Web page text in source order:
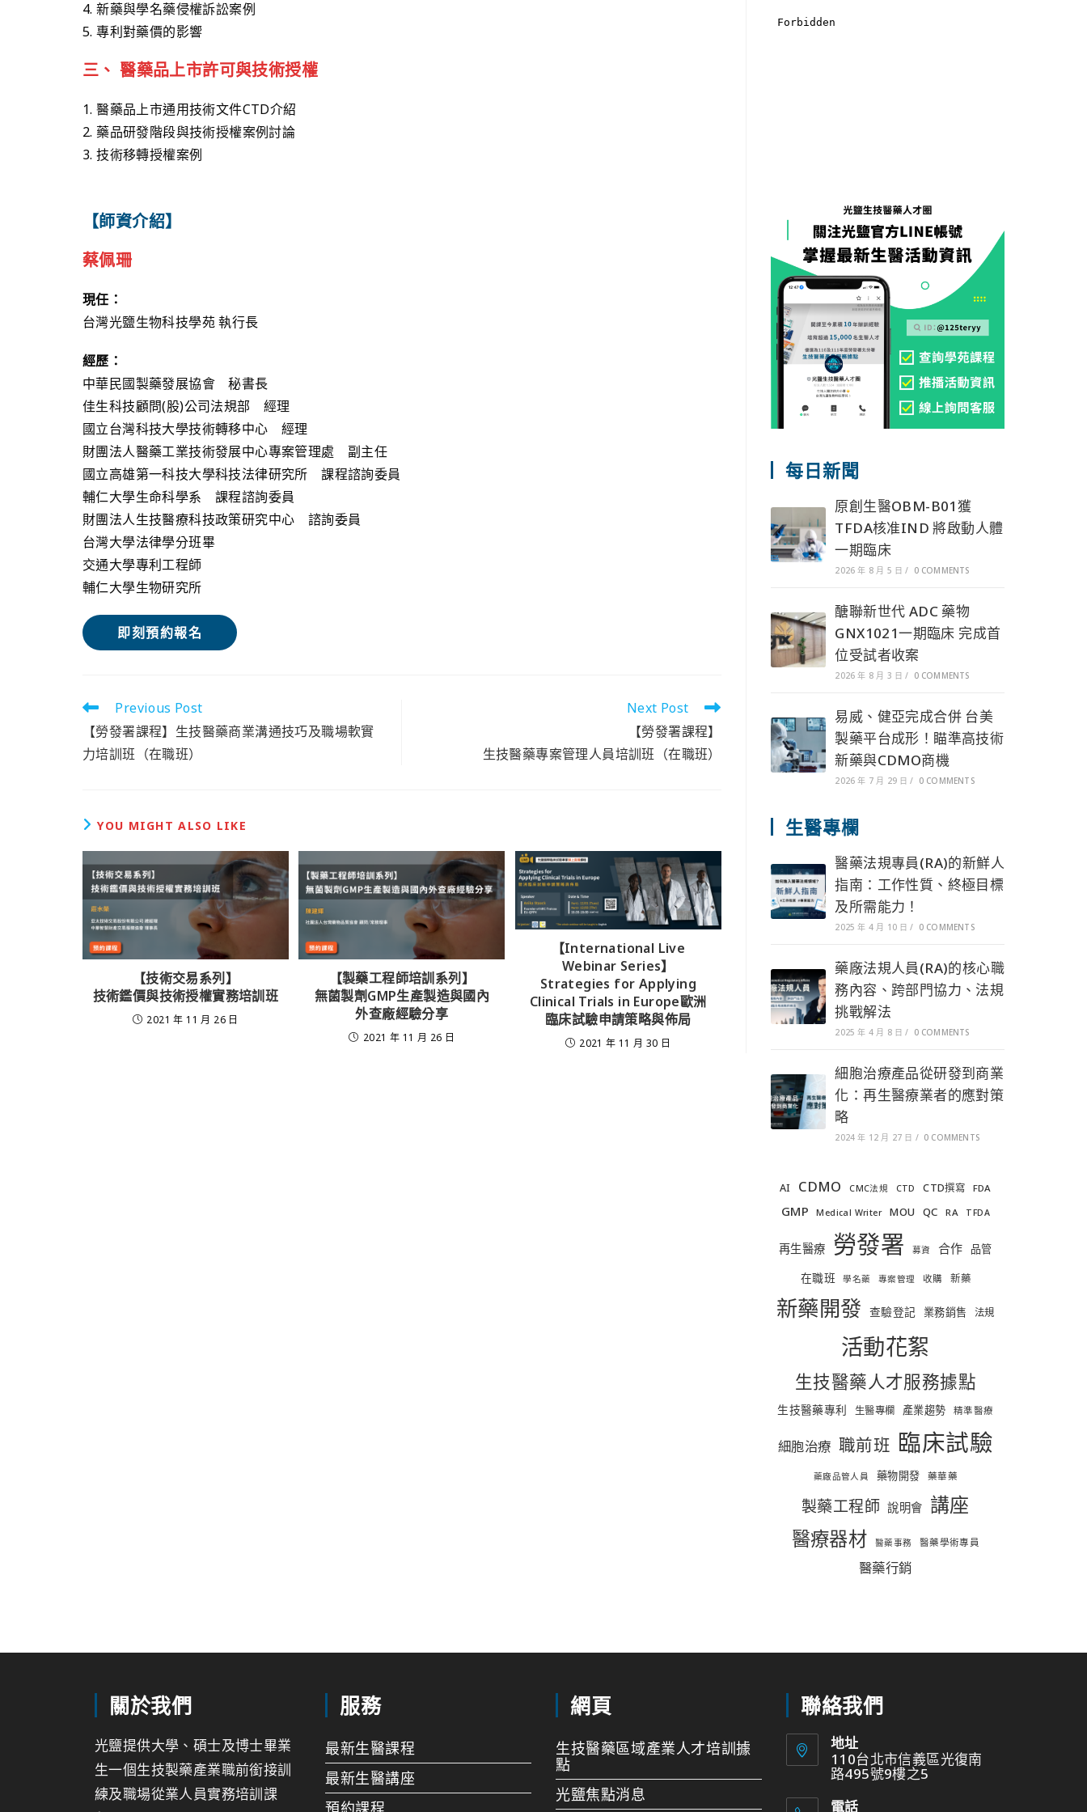
4. 新藥與學名藥侵權訴訟案例
5. 專利對藥價的影響
三、 醫藥品上市許可與技術授權
1. 醫藥品上市通用技術文件CTD介紹
2. 藥品研發階段與技術授權案例討論
3. 技術移轉授權案例
【師資介紹】
蔡佩珊
現任：
台灣光鹽生物科技學苑 執行長
經歷：
中華民國製藥發展協會 秘書長
佳生科技顧問(股)公司法規部 經理
國立台灣科技大學技術轉移中心 經理
財團法人醫藥工業技術發展中心專案管理處 副主任
國立高雄第一科技大學科技法律研究所 課程諮詢委員
輔仁大學生命科學系 課程諮詢委員
財團法人生技醫療科技政策研究中心 諮詢委員
台灣大學法律學分班畢
交通大學專利工程師
輔仁大學生物研究所
即刻預約報名
Previous Post
【勞發署課程】生技醫藥商業溝通技巧及職場軟實
力培訓班（在職班）
Next Post
【勞發署課程】
生技醫藥專案管理人員培訓班（在職班）
YOU MIGHT ALSO LIKE
【技術交易系列】
技術鑑價與技術授權實務培訓班
2021 年 11 月 26 日
【製藥工程師培訓系列】
無菌製劑GMP生產製造與國內
外查廠經驗分享
2021 年 11 月 26 日
【International Live
Webinar Series】
Strategies for Applying
Clinical Trials in Europe歐洲
臨床試驗申請策略與佈局
2021 年 11 月 30 日
每日新聞
原創生醫OBM-B01獲
TFDA核准IND 將啟動人體
一期臨床
2026 年 8 月 5 日 / 0 COMMENTS
醣聯新世代 ADC 藥物
GNX1021一期臨床 完成首
位受試者收案
2026 年 8 月 3 日 / 0 COMMENTS
易威、健亞完成合併 台美
製藥平台成形！瞄準高技術
新藥與CDMO商機
2026 年 7 月 29 日 / 0 COMMENTS
生醫專欄
醫藥法規專員(RA)的新鮮人
指南：工作性質、終極目標
及所需能力！
2025 年 4 月 10 日 / 0 COMMENTS
藥廠法規人員(RA)的核心職
務內容、跨部門協力、法規
挑戰解法
2025 年 4 月 8 日 / 0 COMMENTS
細胞治療產品從研發到商業
化：再生醫療業者的應對策
略
2024 年 12 月 27 日 / 0 COMMENTS
AI CDMO CMC法規 CTD CTD撰寫 FDA
GMP Medical Writer MOU QC RA TFDA
再生醫療 勞發署 募資 合作 品管
在職班 學名藥 專案管理 收購 新藥
新藥開發 查驗登記 業務銷售 法規
活動花絮
生技醫藥人才服務據點
生技醫藥專利 生醫專欄 產業趨勢 精準醫療
細胞治療 職前班 臨床試驗
藥廠品管人員 藥物開發 藥華藥
製藥工程師 說明會 講座
醫療器材 醫藥事務 醫藥學術專員
醫藥行銷
關於我們
光鹽提供大學、碩士及博士畢業
生一個生技製藥產業職前銜接訓
練及職場從業人員實務培訓課
服務
最新生醫課程
最新生醫講座
預約課程
網頁
生技醫藥區域產業人才培訓據
點
光鹽焦點消息
聯絡我們
地址
110台北市信義區光復南
路495號9樓之5
電話